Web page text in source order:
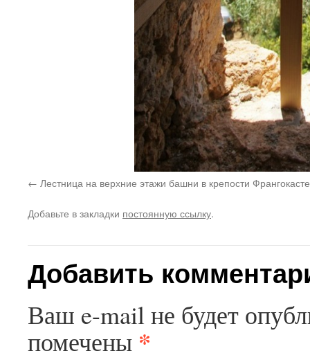
Лестница на верхние этажи башни в крепости
Добавьте в закладки постоянную ссылку.
Добавить
Ваш e-mail не будет
помечены *